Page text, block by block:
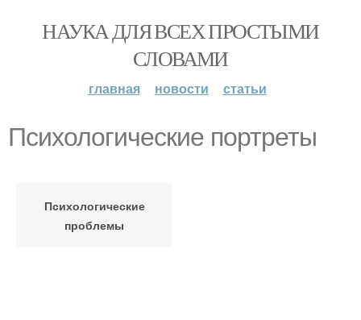
НАУКА ДЛЯ ВСЕХ ПРОСТЫМИ
СЛОВАМИ
главная новости статьи
Психологические портреты
Психологические
проблемы